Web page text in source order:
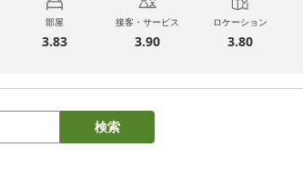
部屋
3.83
接客・サービス
3.90
ロケーション
3.80
検索